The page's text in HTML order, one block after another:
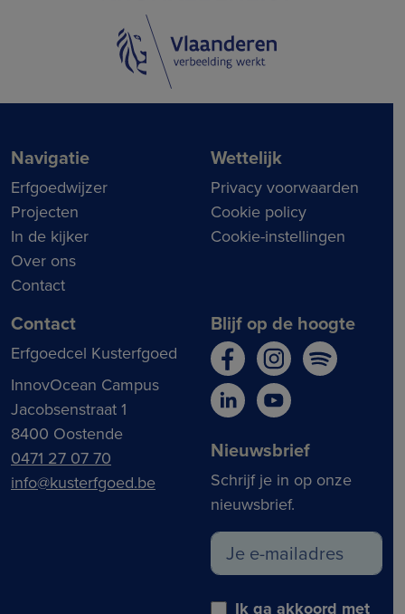
Navigatie
Erfgoedwijzer
Projecten
In de kijker
Over ons
Contact
Wettelijk
Privacy voorwaarden
Cookie policy
Cookie-instellingen
Contact
Erfgoedcel Kusterfgoed
InnovOcean Campus
Jacobsenstraat 1
8400 Oostende
0471 27 07 70
info@kusterfgoed.be
Blijf op de hoogte
Nieuwsbrief
Schrijf je in op onze
nieuwsbrief.
Ik ga akkoord met